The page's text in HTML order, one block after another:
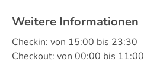
Weitere Informationen
Checkin: von 15:00 bis 23:30
Checkout: von 00:00 bis 11:00